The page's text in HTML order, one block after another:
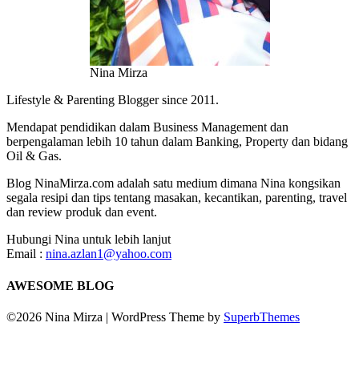
Nina Mirza
Lifestyle & Parenting Blogger since 2011.
Mendapat pendidikan dalam Business Management dan
berpengalaman lebih 10 tahun dalam Banking, Property dan bidang
Oil & Gas.
Blog NinaMirza.com adalah satu medium dimana Nina kongsikan
segala resipi dan tips tentang masakan, kecantikan, parenting, travel
dan review produk dan event.
Hubungi Nina untuk lebih lanjut
Email : nina.azlan1@yahoo.com
AWESOME BLOG
©2026 Nina Mirza | WordPress Theme by SuperbThemes